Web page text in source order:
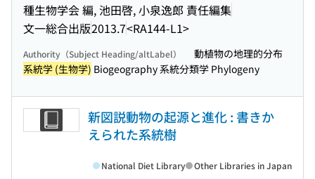
種生物学会 編, 池田啓, 小泉逸郎 責任編集
文一総合出版2013.7<RA144-L1>
Authority（Subject Heading/altLabel）
動植物の地理的分布
系統学 (生物学) Biogeography 系統分類学 Phylogeny
新図説動物の起源と進化 : 書きか
えられた系統樹
National Diet Library Other Libraries in Japan